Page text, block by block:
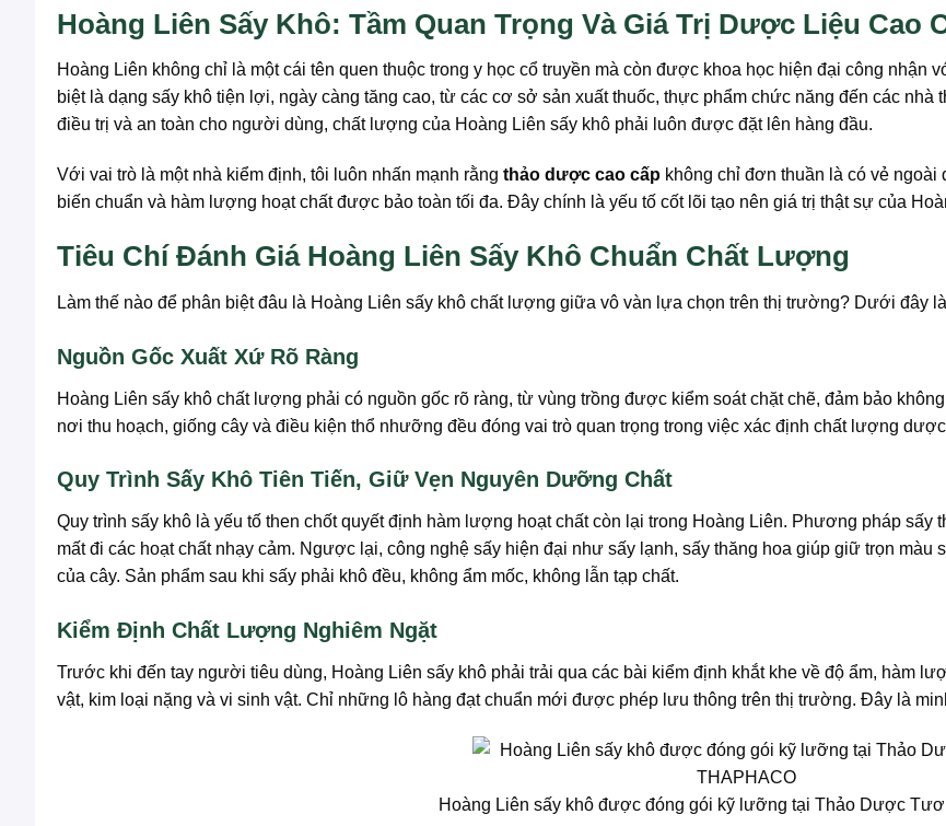
Hoàng Liên Sấy Khô: Tầm Quan Trọng Và Giá Trị Dược Liệu Cao
Hoàng Liên không chỉ là một cái tên quen thuộc trong y học cổ truyền mà còn được khoa học hiện đại công
biệt là dạng sấy khô tiện lợi, ngày càng tăng cao, từ các cơ sở sản xuất thuốc, thực phẩm chức năng đến các
điều trị và an toàn cho người dùng, chất lượng của Hoàng Liên sấy khô phải luôn được đặt lên hàng đầu.
Với vai trò là một nhà kiểm định, tôi luôn nhấn mạnh rằng thảo dược cao cấp không chỉ đơn thuần là có vẻ
biến chuẩn và hàm lượng hoạt chất được bảo toàn tối đa. Đây chính là yếu tố cốt lõi tạo nên giá trị thật sự của
Tiêu Chí Đánh Giá Hoàng Liên Sấy Khô Chuẩn Chất Lượng
Làm thế nào để phân biệt đâu là Hoàng Liên sấy khô chất lượng giữa vô vàn lựa chọn trên thị trường? Dưới đây
Nguồn Gốc Xuất Xứ Rõ Ràng
Hoàng Liên sấy khô chất lượng phải có nguồn gốc rõ ràng, từ vùng trồng được kiểm soát chặt chẽ, đảm bảo
nơi thu hoạch, giống cây và điều kiện thổ nhưỡng đều đóng vai trò quan trọng trong việc xác định chất lượng
Quy Trình Sấy Khô Tiên Tiến, Giữ Vẹn Nguyên Dưỡng Chất
Quy trình sấy khô là yếu tố then chốt quyết định hàm lượng hoạt chất còn lại trong Hoàng Liên. Phương pháp
mất đi các hoạt chất nhạy cảm. Ngược lại, công nghệ sấy hiện đại như sấy lạnh, sấy thăng hoa giúp giữ trọn
của cây. Sản phẩm sau khi sấy phải khô đều, không ẩm mốc, không lẫn tạp chất.
Kiểm Định Chất Lượng Nghiêm Ngặt
Trước khi đến tay người tiêu dùng, Hoàng Liên sấy khô phải trải qua các bài kiểm định khắt khe về độ ẩm, hàm
vật, kim loại nặng và vi sinh vật. Chỉ những lô hàng đạt chuẩn mới được phép lưu thông trên thị trường. Đây là
Hoàng Liên sấy khô được đóng gói kỹ lưỡng tại Thảo Dược